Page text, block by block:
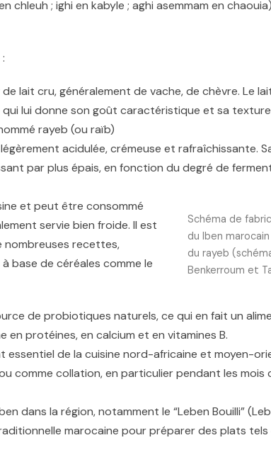
chleuh ; ighi en kabyle ; aghi asemmam en
lait cru, généralement de vache, de chèvre. Le
lui donne son goût caractéristique et sa
rayeb (ou raïb)
acidulée, crémeuse et rafraîchissante.
par plus épais, en fonction du degré de
Schéma de
du lben marocain
du rayeb
Benkerroum et
et peut être consommé
servie bien froide. Il est
nombreuses recettes,
base de céréales comme le
de probiotiques naturels, ce qui en fait un
en protéines, en calcium et en vitamines B.
essentiel de la cuisine nord-africaine et moyen-
comme collation, en particulier pendant les mois
dans la région, notamment le “Leben Bouilli”
marocaine pour préparer des plats tels